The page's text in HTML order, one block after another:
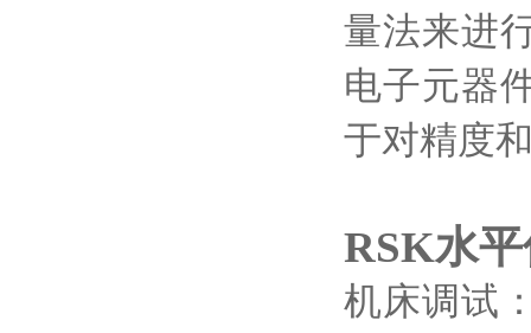
量法来进
电子元器
于对精度
RSK水
机床调试